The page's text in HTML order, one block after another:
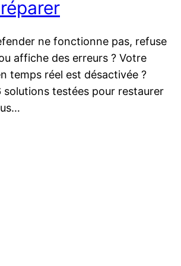
ne fonctionne pas, refuse
affiche des erreurs ? Votre
temps réel est désactivée ?
solutions testées pour restaurer